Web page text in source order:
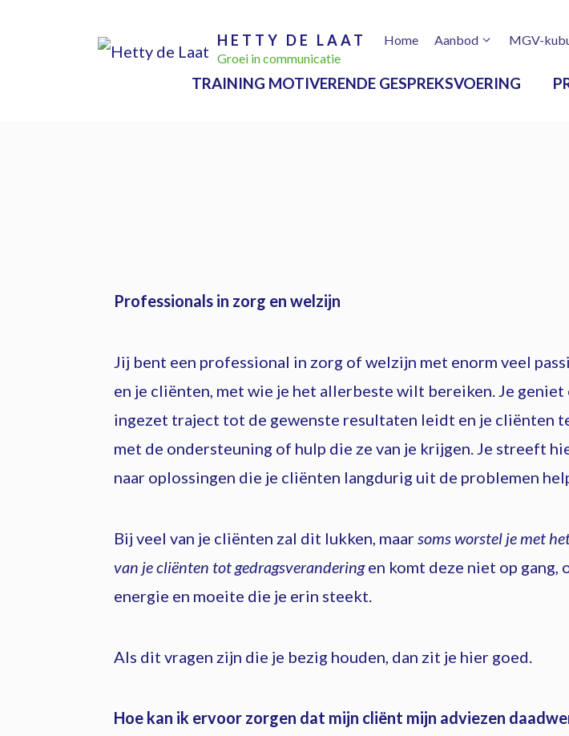
Home Aanbod MGV-
HETTY DE LAAT
Groei in communicatie
TRAINING MOTIVERENDE GESPREKSVOERING
Professionals in zorg en welzijn
Jij bent een professional in zorg of welzijn met enorm veel
en je cliënten, met wie je het allerbeste wilt bereiken. Je geniet
ingezet traject tot de gewenste resultaten leidt en je cliënten
met de ondersteuning of hulp die ze van je krijgen. Je streeft
naar oplossingen die je cliënten langdurig uit de problemen
Bij veel van je cliënten zal dit lukken, maarsoms worstel je met
van je cliënten tot gedragsveranderingen komt deze niet op gang,
energie en moeite die je erin steekt.
Als dit vragen zijn die je bezig houden, dan zit je hier goed.
Hoe kan ik ervoor zorgen dat mijn cliënt mijn adviezen